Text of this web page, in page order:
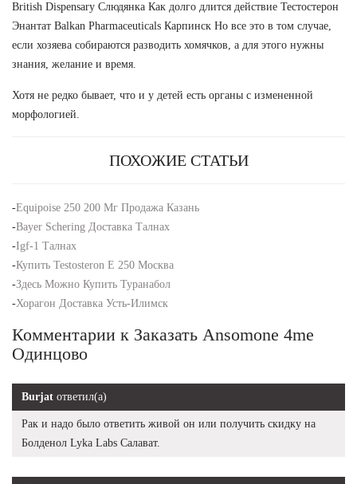
British Dispensary Слюдянка Как долго длится действие Тестостерон
Энантат Balkan Pharmaceuticals Карпинск Но все это в том случае,
если хозяева собираются разводить хомячков, а для этого нужны
знания, желание и время.
Хотя не редко бывает, что и у детей есть органы с измененной
морфологией.
ПОХОЖИЕ СТАТЬИ
-Equipoise 250 200 Мг Продажа Казань
-Bayer Schering Доставка Талнах
-Igf-1 Талнах
-Купить Testosteron E 250 Москва
-Здесь Можно Купить Туранабол
-Хорагон Доставка Усть-Илимск
Комментарии к Заказать Ansomone 4me
Одинцово
Burjat ответил(а)
Рак и надо было ответить живой он или получить скидку на
Болденол Lyka Labs Салават.